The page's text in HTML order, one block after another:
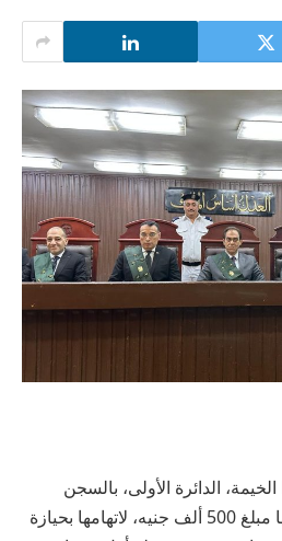
الدائرة الأولى، بالسجن
المؤبد، لربة منزل، وتغريمها مبلغ 500 ألف جنيه، لاتهامها بحيازة